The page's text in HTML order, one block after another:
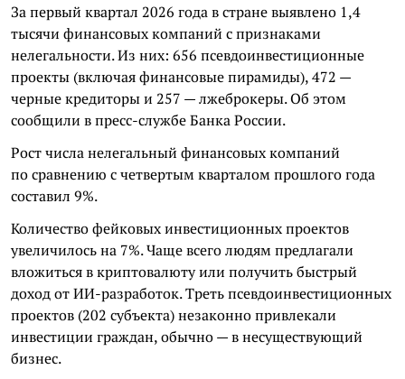
За первый квартал 2026 года в стране выявлено 1,4
тысячи финансовых компаний с признаками
нелегальности. Из них: 656 псевдоинвестиционные
проекты (включая финансовые пирамиды), 472 —
черные кредиторы и 257 — лжеброкеры. Об этом
сообщили в пресс-службе Банка России.
Рост числа нелегальный финансовых компаний
по сравнению с четвертым кварталом прошлого года
составил 9%.
Количество фейковых инвестиционных проектов
увеличилось на 7%. Чаще всего людям предлагали
вложиться в криптовалюту или получить быстрый
доход от ИИ-разработок. Треть псевдоинвестиционных
проектов (202 субъекта) незаконно привлекали
инвестиции граждан, обычно — в несуществующий
бизнес.